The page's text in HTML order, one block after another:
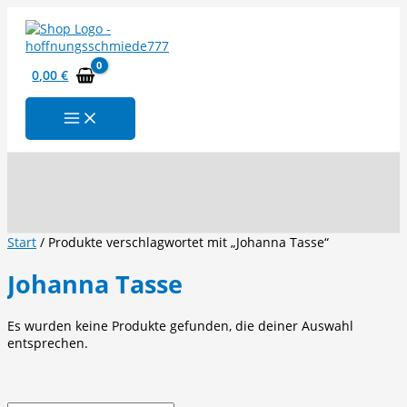
Inhalt
springen
0,00€
Start / Produkte verschlagwortet mit „Johanna Tasse“
Johanna Tasse
Es wurden keine Produkte gefunden, die deiner Auswahl
entsprechen.